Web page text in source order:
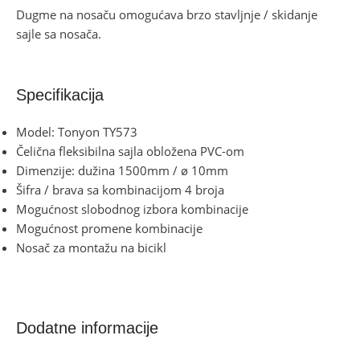
Dugme na nosaču omogućava brzo stavljnje / skidanje
sajle sa nosača.
Specifikacija
Model: Tonyon TY573
Čelična fleksibilna sajla obložena PVC-om
Dimenzije: dužina 1500mm / ø 10mm
Šifra / brava sa kombinacijom 4 broja
Mogućnost slobodnog izbora kombinacije
Mogućnost promene kombinacije
Nosač za montažu na bicikl
Dodatne informacije